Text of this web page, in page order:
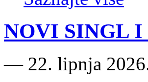
NOVI SINGL I
― 22. lipnja